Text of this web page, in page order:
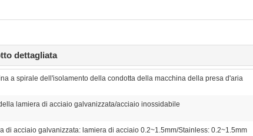
dettagliata
a spirale dell'isolamento della condotta della macchina della presa d'aria
lamiera di acciaio galvanizzata/acciaio inossidabile
di acciaio galvanizzata: lamiera di acciaio 0.2~1.5mm/Stainless: 0.2~1.5mm